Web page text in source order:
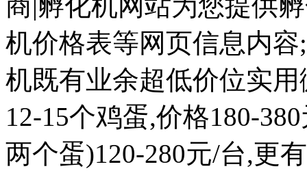
机价格表等网页信息内
机既有业余超低价位实
12-15个鸡蛋,价格180-
两个蛋)120-280元/台,更